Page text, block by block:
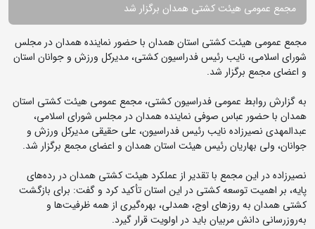
مجمع عمومی هیئت کشتی همدان برگزار شد
مجمع عمومی هیئت کشتی استان همدان با حضور نماینده همدان در مجلس
شورای اسلامی، نایب رئیس فدراسیون کشتی، مدیرکل ورزش و جوانان استان
و اعضای مجمع برگزار شد.
به گزارش روابط عمومی فدراسیون کشتی، مجمع عمومی هیئت کشتی استان
همدان با حضور عباس صوفی نماینده همدان در مجلس شورای اسلامی،
عبدالمهدی نصیرزاده نایب رئیس فدراسیون، علی حقیقی مدیرکل ورزش و
جوانان، ولی بهاریان رئیس هیئت استان همدان و اعضای مجمع برگزار شد.
نصیرزاده در این مجمع با تقدیر از عملکرد هیئت کشتی همدان در رده‌های
پایه، بر اهمیت توسعه کشتی در این استان تأکید کرد و گفت: برای بازگشت
کشتی همدان به روزهای اوج، همدلی، بهره‌گیری از همه ظرفیت‌ها و
به‌روزرسانی دانش مربیان باید در اولویت قرار گیرد.